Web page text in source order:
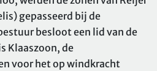
gepasseerd bij de
besloot een lid van de
Klaaszoon, de
voor het op windkracht